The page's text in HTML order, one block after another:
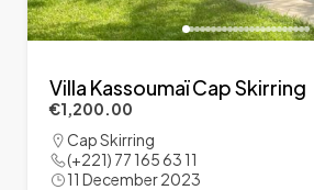
Villa Kassoumaï Cap Skirring
€1,200.00
Cap Skirring
(+221) 77 165 63 11
11 December 2023